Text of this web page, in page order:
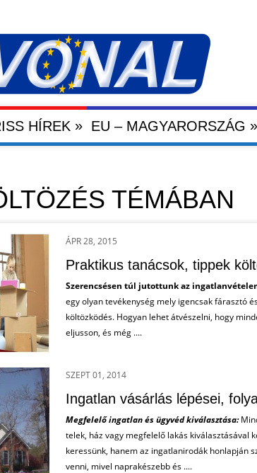
HÍREK » EU – MAGYARORSZÁG »
TÉMÁBAN
ÁPR 28, 2015
Praktikus tanácsok, tippek
Szerencsésen túl jutottunk az
egy olyan tevékenység mely igencsak fárasztó
költözködés. Hogyan lehet átvészelni, hogy
eljusson, és még ....
SZEPT 01, 2014
Ingatlan vásárlás lépései,
Megfelelő ingatlan és ügyvéd kiválasztása:
telek, ház vagy megfelelő lakás kiválasztásával
keressünk, hanem az ingatlanirodák honlapján
venni, mivel naprakészebb és ....